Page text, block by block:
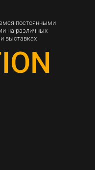
постоянными
на различных
выставках